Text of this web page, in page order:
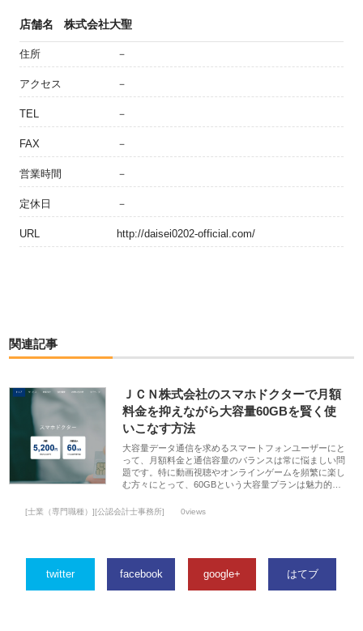
店舗名 株式会社大聖
住所 －
アクセス －
TEL －
FAX －
営業時間 －
定休日 －
URL http://daisei0202-official.com/
関連記事
ＪＣＮ株式会社のスマホドクターで月額
料金を抑えながら大容量60GBを賢く使
いこなす方法
大容量データ通信を求めるスマートフォンユーザーにと
って、月額料金と通信容量のバランスは常に悩ましい問
題です。特に動画視聴やオンラインゲームを頻繁に楽し
む方々にとって、60GBという大容量プランは魅力的…
[士業（専門職種）][公認会計士事務所] 0views
twitter facebook google+ はてブ